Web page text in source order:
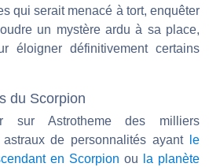
qui serait menacé à tort, enquêter
un mystère ardu à sa place,
éloigner définitivement certains
du Scorpion
sur Astrotheme des milliers
de personnalités ayant
le
en Scorpion ou
la planète